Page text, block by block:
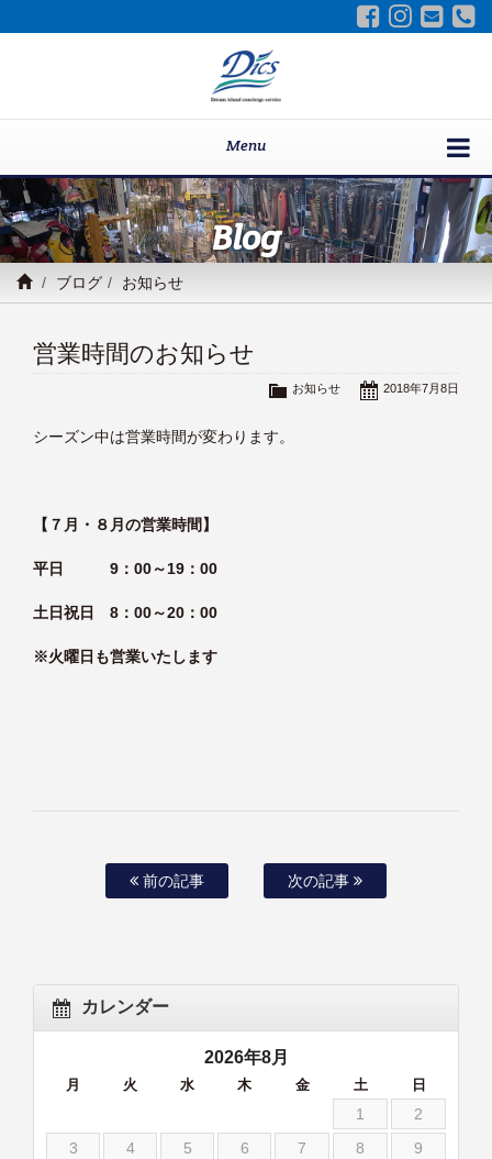
Menu
Blog
ブログ お知らせ
営業時間のお知らせ
2018年7月8日
お知らせ
シーズン中は営業時間が変わります。
【７月・８月の営業時間】
平日 9：00～19：00
土日祝日 8：00～20：00
※火曜日も営業いたします
前の記事 次の記事
カレンダー
2026年8月
月 火 水 木 金 土 日
1
2
3
4 5 6 7 8
9